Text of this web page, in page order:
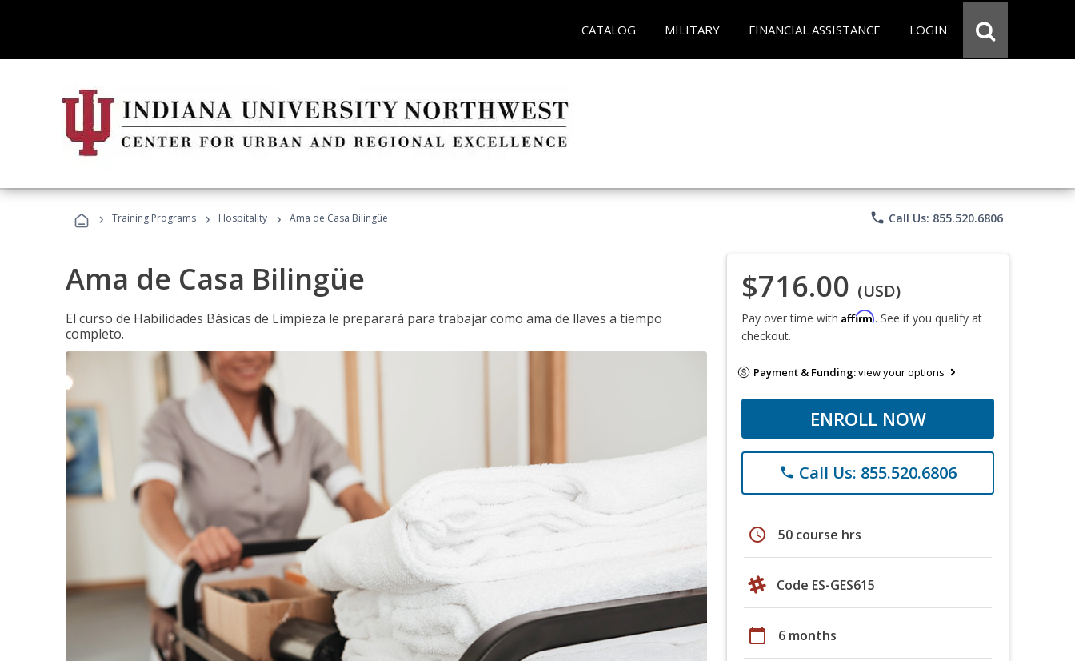
CATALOG MILITARY FINANCIAL ASSISTANCE LOGIN
› Training Programs › Hospitality › Ama de Casa Bilingüe phone Call Us: 855.520.6806
Ama de Casa Bilingüe
El curso de Habilidades Básicas de Limpieza le preparará para trabajar como ama de llaves a tiempo
completo.
$716.00 (USD)
Pay over time with Affirm. See if you qualify at
checkout.
Payment & Funding:view your options
ENROLL NOW
phone Call Us: 855.520.6806
schedule 50 course hrs
Code ES-GES615
calendar_today 6 months